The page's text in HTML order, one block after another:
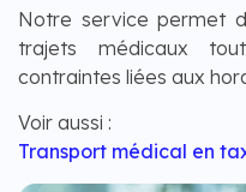
Notre service permet
trajets médicaux
contraintes liées aux
Voir aussi :
Transport médical en